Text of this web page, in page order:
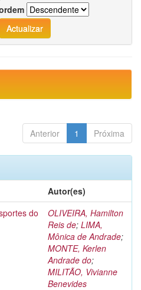
Anterior 1 Próxima
Autor(es)
do
OLIVEIRA, Hamilton
Reis de; LIMA,
Mônica de Andrade;
MONTE, Kerlen
Andrade do;
MILITÃO, Vivianne
Benevides